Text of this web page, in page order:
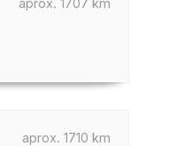
aprox. 1707 km
aprox. 1710 km